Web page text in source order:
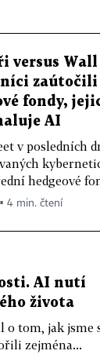
versus
fondy,
AI
v posledních
hedgeové
4 min. čtení
AI nutí
života
o tom, jak jsme
zejména...